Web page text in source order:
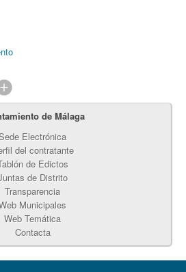
de Málaga
Electrónica
del contratante
de Edictos
de Distrito
Transparencia
Municipales
Web Temática
Contacta